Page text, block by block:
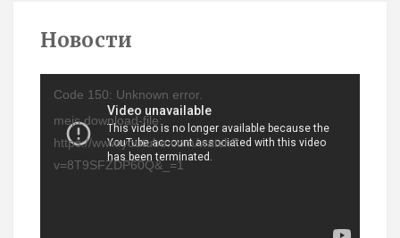
Новости
Code 150: Unknown error.
mejs.download-file:
https://www.youtube.com/watch?
v=8T9SFZDP60Q&_=1